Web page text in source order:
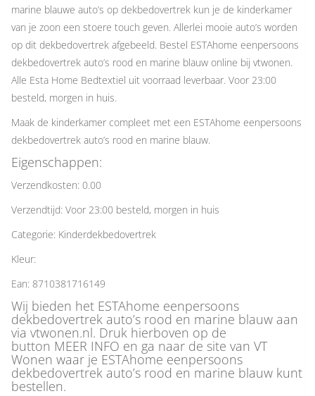
marine blauwe auto’s op dekbedovertrek kun je de kinderkamer
van je zoon een stoere touch geven. Allerlei mooie auto’s worden
op dit dekbedovertrek afgebeeld. Bestel ESTAhome eenpersoons
dekbedovertrek auto’s rood en marine blauw online bij vtwonen.
Alle Esta Home Bedtextiel uit voorraad leverbaar. Voor 23:00
besteld, morgen in huis.
Maak de kinderkamer compleet met een ESTAhome eenpersoons
dekbedovertrek auto’s rood en marine blauw.
Eigenschappen:
Verzendkosten: 0.00
Verzendtijd: Voor 23:00 besteld, morgen in huis
Categorie: Kinderdekbedovertrek
Kleur:
Ean: 8710381716149
Wij bieden het ESTAhome eenpersoons
dekbedovertrek auto’s rood en marine blauw aan
via vtwonen.nl. Druk hierboven op de
button MEER INFO en ga naar de site van VT
Wonen waar je ESTAhome eenpersoons
dekbedovertrek auto’s rood en marine blauw kunt
bestellen.